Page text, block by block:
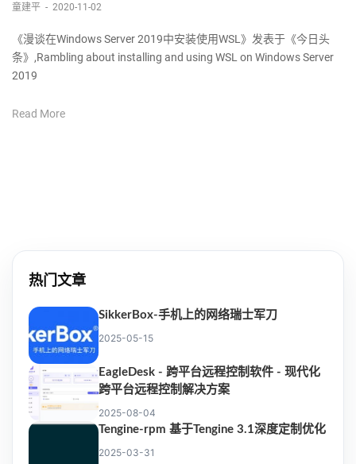
童建平 - 2020-11-02
《漫谈在Windows Server 2019中安装使用WSL》发表于《今日头
条》,Rambling about installing and using WSL on Windows Server
2019
Read More
热门文章
SikkerBox-手机上的网络瑞士军刀
2025-05-15
EagleDesk - 跨平台远程控制软件 - 现代化
跨平台远程控制解决方案
2025-08-04
Tengine-rpm 基于Tengine 3.1深度定制优化
2025-03-31